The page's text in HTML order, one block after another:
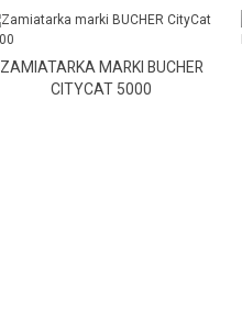
ZAMIATARKA MARKI BUCHER
CITYCAT 5000